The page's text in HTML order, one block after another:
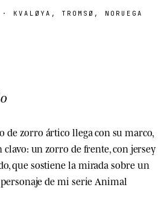
· KVALØYA, TROMSØ, NORUEGA
de zorro ártico llega con su marco,
un zorro de frente, con jersey
que sostiene la mirada sobre un
de mi serie Animal